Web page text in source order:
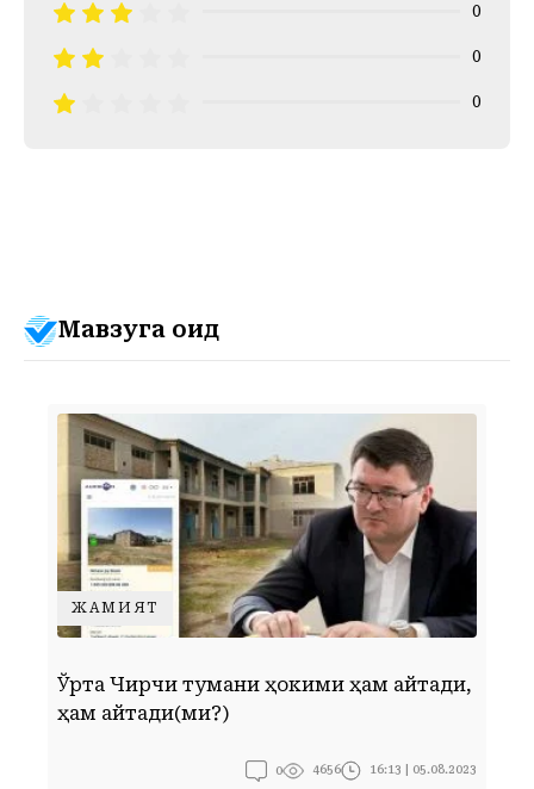
0
0
0
Мавзуга оид
ЖАМИЯТ
Ўрта Чирчиқ тумани ҳокими ҳам айтади,
ҳам қайтади(ми?)
0 4656 16:13 | 05.08.2023